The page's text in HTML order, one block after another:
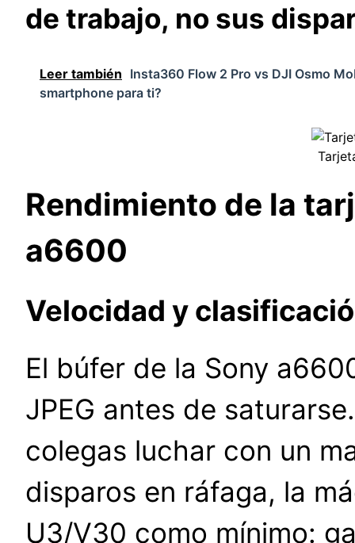
de trabajo, no sus
Leer también Insta360 Flow 2 Pro vs DJI Osmo
smartphone para ti?
Rendimiento de la
a6600
Velocidad y
El búfer de la Sony
JPEG antes de
colegas luchar con un
disparos en ráfaga, la
U3/V30 como mínimo: